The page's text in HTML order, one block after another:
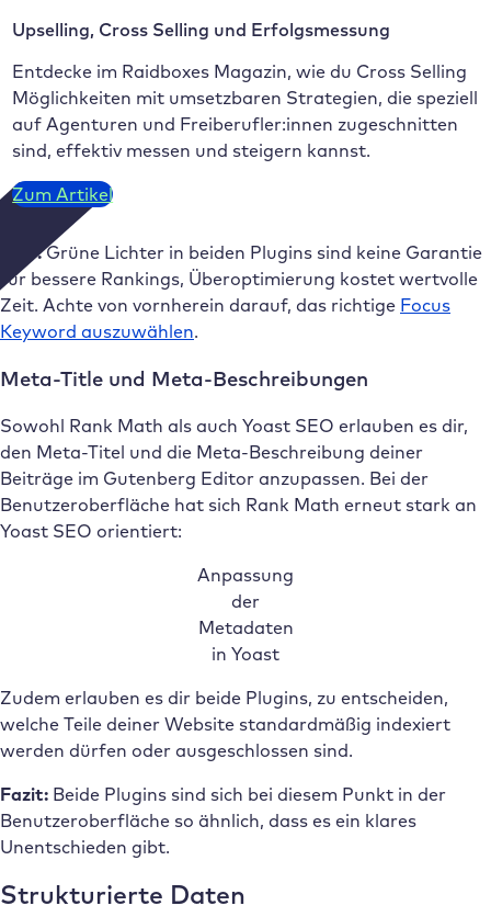
Upselling, Cross Selling und Erfolgsmessung
Entdecke im Raidboxes Magazin, wie du Cross Selling
Möglichkeiten mit umsetzbaren Strategien, die speziell
auf Agenturen und Freiberufler:innen zugeschnitten
sind, effektiv messen und steigern kannst.
Zum Artikel
Tipp:Grüne Lichter in beiden Plugins sind keine Garantie
für bessere Rankings, Überoptimierung kostet wertvolle
Zeit. Achte von vornherein darauf, das richtige Focus
Keyword auszuwählen.
Meta-Title und Meta-Beschreibungen
Sowohl Rank Math als auch Yoast SEO erlauben es dir,
den Meta-Titel und die Meta-Beschreibung deiner
Beiträge im Gutenberg Editor anzupassen. Bei der
Benutzeroberfläche hat sich Rank Math erneut stark an
Yoast SEO orientiert:
Anpassung
der
Metadaten
in Yoast
Zudem erlauben es dir beide Plugins, zu entscheiden,
welche Teile deiner Website standardmäßig indexiert
werden dürfen oder ausgeschlossen sind.
Fazit: Beide Plugins sind sich bei diesem Punkt in der
Benutzeroberfläche so ähnlich, dass es ein klares
Unentschieden gibt.
Strukturierte Daten